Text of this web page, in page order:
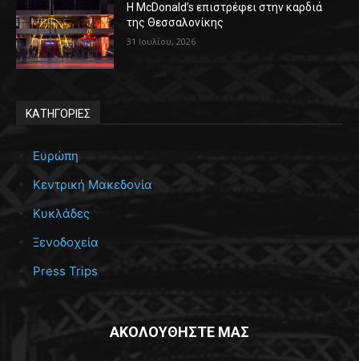
Η McDonald’s επιστρέφει στην καρδιά
της Θεσσαλονίκης
31 Ιουλίου, 2026
ΚΑΤΗΓΟΡΙΕΣ
Ευρώπη
Κεντρική Μακεδονία
Κυκλάδες
Ξενοδοχεία
Press Trips
ΑΚΟΛΟΥΘΗΣΤΕ ΜΑΣ